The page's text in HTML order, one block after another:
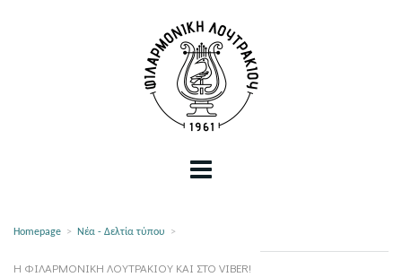
Homepage > Νέα - Δελτία τύπου >
Η ΦΙΛΑΡΜΟΝΙΚΉ ΛΟΥΤΡΑΚΊΟΥ ΚΑΙ ΣΤΟ VIBER!